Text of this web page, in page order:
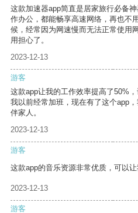
这款加速器app简直是居家旅行必备
作办公，都能畅享高速网络，再也不
候，经常因为网速慢而无法正常使用
用担心了。
2023-12-13
游客
这款app让我的工作效率提高了50%
我以前经常加班，现在有了这个app
伴家人。
2023-12-13
游客
这款app的音乐资源非常优质，可以让
2023-12-13
游客